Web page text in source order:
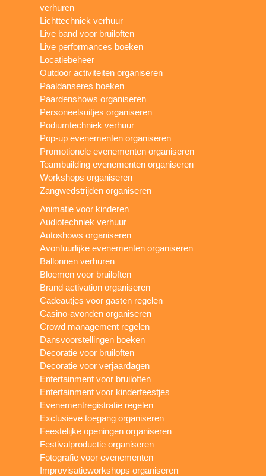
verhuren
Lichttechniek verhuur
Live band voor bruiloften
Live performances boeken
Locatiebeheer
Outdoor activiteiten organiseren
Paaldanseres boeken
Paardenshows organiseren
Personeelsuitjes organiseren
Podiumtechniek verhuur
Pop-up evenementen organiseren
Promotionele evenementen organiseren
Teambuilding evenementen organiseren
Workshops organiseren
Zangwedstrijden organiseren
Animatie voor kinderen
Audiotechniek verhuur
Autoshows organiseren
Avontuurlijke evenementen organiseren
Ballonnen verhuren
Bloemen voor bruiloften
Brand activation organiseren
Cadeautjes voor gasten regelen
Casino-avonden organiseren
Crowd management regelen
Dansvoorstellingen boeken
Decoratie voor bruiloften
Decoratie voor verjaardagen
Entertainment voor bruiloften
Entertainment voor kinderfeestjes
Evenementregistratie regelen
Exclusieve toegang organiseren
Feestelijke openingen organiseren
Festivalproductie organiseren
Fotografie voor evenementen
Improvisatieworkshops organiseren